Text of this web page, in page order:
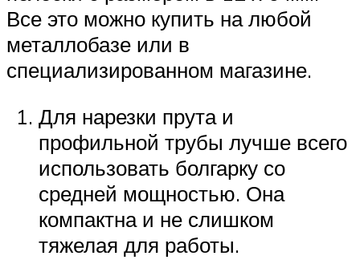
Все это можно купить на любой
металлобазе или в
специализированном магазине.
Для нарезки прута и
профильной трубы лучше всего
использовать болгарку со
средней мощностью. Она
компактна и не слишком
тяжелая для работы.